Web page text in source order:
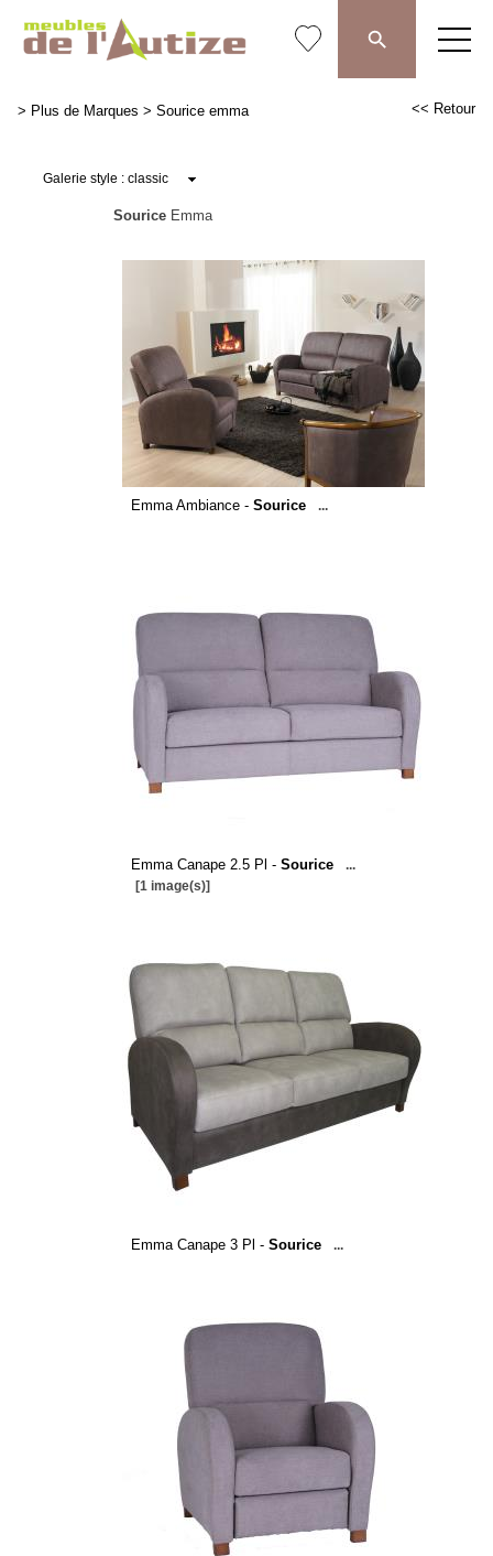
> Plus de Marques > Sourice emma << Retour
SouriceEmma
Emma Ambiance - Sourice ...
Emma Canape 2.5 Pl - Sourice
...
[1 image(s)]
Emma Canape 3 Pl - Sourice ...